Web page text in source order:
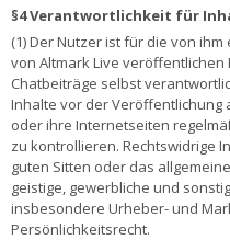
§4 Verantwortlichkeit für
(1) Der Nutzer ist für die von
von Altmark Live
Chatbeiträge selbst
Inhalte vor der Veröffentlichung
oder ihre Internetseiten
zu kontrollieren. Rechtswidrige
guten Sitten oder das
geistige, gewerbliche und
insbesondere Urheber- und
Persönlichkeitsrecht.